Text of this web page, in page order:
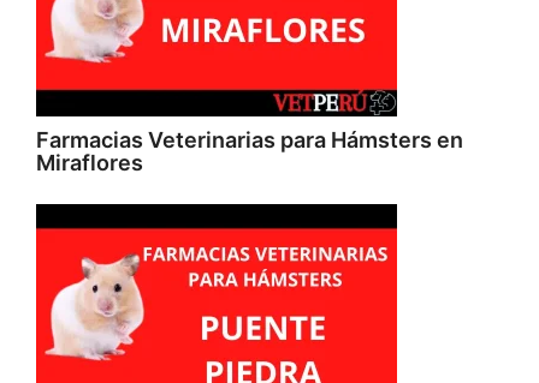
Farmacias Veterinarias para Hámsters en
Miraflores